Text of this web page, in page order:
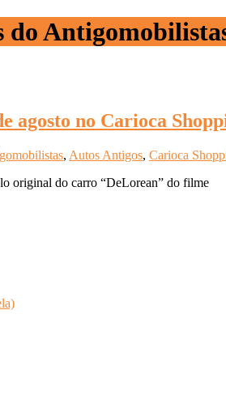
agosto no Carioca
, Autos Antigos, Carioca
original do carro “DeLorean” do filme